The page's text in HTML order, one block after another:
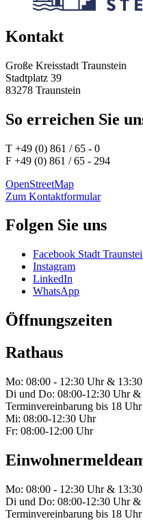
Kontakt
Große Kreisstadt Traunstein
Stadtplatz 39
83278 Traunstein
So erreichen Sie
T +49 (0) 861 / 65 - 0
F +49 (0) 861 / 65 - 294
OpenStreetMap
Zum Kontaktformular
Folgen Sie uns
Facebook Stadt
Instagram
LinkedIn
WhatsApp
Öffnungszeiten
Rathaus
Mo: 08:00 - 12:30 Uhr &
Di und Do: 08:00-12:30 Uhr &
Terminvereinbarung bis 18 Uhr
Mi: 08:00-12:30 Uhr
Fr: 08:00-12:00 Uhr
Mo: 08:00 - 12:30 Uhr &
Di und Do: 08:00-12:30 Uhr &
Terminvereinbarung bis 18 Uhr